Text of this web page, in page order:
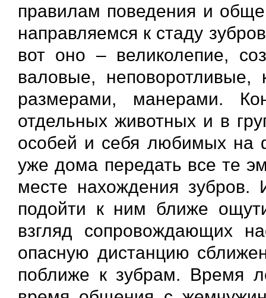
правилам поведения и
направляемся к стаду
вот оно – великолепие,
валовые,
размерами, манерами.
отдельных животных и в
особей и себя любимых на
уже дома передать все те
месте нахождения
подойти к ним ближе
взгляд сопровождающих
опасную дистанцию
поближе к зубрам. Время